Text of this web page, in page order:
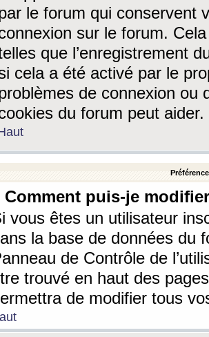
le forum qui conservent
sur le forum.
que l’enregistrement
cela a été activé par le
de connexion ou
du forum peut aider.
Comment puis-je
vous êtes un utilisateur
la base de données du
de Contrôle de
trouvé en haut des
de modifier tous